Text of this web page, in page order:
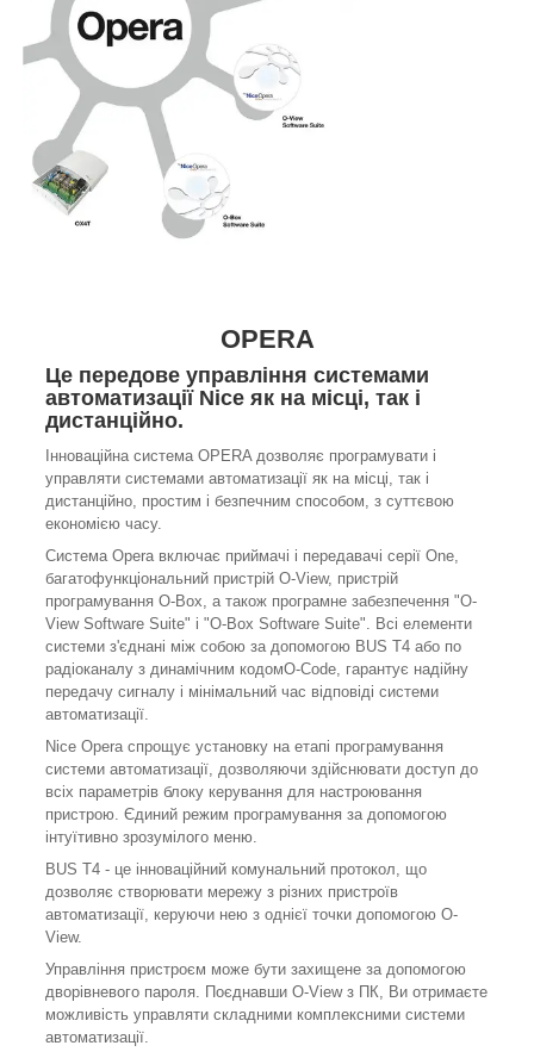
OPERA
Це передове управління системами
автоматизації Nice як на місці, так і
дистанційно.
Інноваційна система OPERA дозволяє програмувати і
управляти системами автоматизації як на місці, так і
дистанційно, простим і безпечним способом, з суттєвою
економією часу.
Система Opera включає приймачі і передавачі серії One,
багатофункціональний пристрій O-View, пристрій
програмування O-Box, а також програмне забезпечення "O-
View Software Suite" і "O-Box Software Suite". Всі елементи
системи з'єднані між собою за допомогою BUS T4 або по
радіоканалу з динамічним кодомО-Code, гарантує надійну
передачу сигналу і мінімальний час відповіді системи
автоматизації.
Nice Opera спрощує установку на етапі програмування
системи автоматизації, дозволяючи здійснювати доступ до
всіх параметрів блоку керування для настроювання
пристрою. Єдиний режим програмування за допомогою
інтуїтивно зрозумілого меню.
BUS T4 - це інноваційний комунальний протокол, що
дозволяє створювати мережу з різних пристроїв
автоматизації, керуючи нею з однієї точки допомогою O-
View.
Управління пристроєм може бути захищене за допомогою
дворівневого пароля. Поєднавши O-View з ПК, Ви отримаєте
можливість управляти складними комплексними системи
автоматизації.